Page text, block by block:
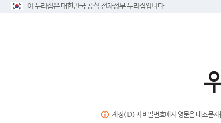
이 누리집은 대한민국 공식 전자정부 누리집입니다.
계정(ID)과 비밀번호에서 영문은 대소문